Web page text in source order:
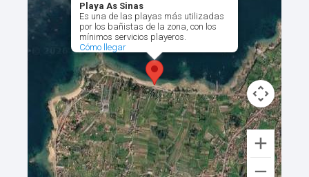
Playa As Sinas
Es una de las playas más utilizadas
por los bañistas de la zona, con los
mínimos servicios playeros.
Cómo llegar